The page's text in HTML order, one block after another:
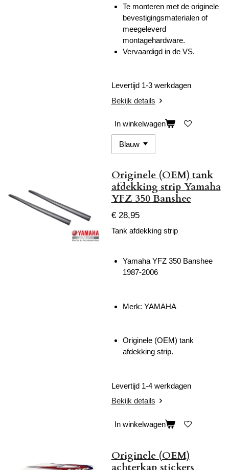
Te monteren met de originele
bevestigingsmaterialen of
meegeleverd
montagehardware.
Vervaardigd in de VS.
Levertijd 1-3 werkdagen
Bekijk details
In winkelwagen
Originele (OEM) tank
afdekking strip Yamaha
YFZ 350 Banshee
€ 28,95
Tank afdekking strip
Yamaha YFZ 350 Banshee
1987-2006
Merk: YAMAHA
Originele (OEM) tank
afdekking strip.
Levertijd 1-4 werkdagen
Bekijk details
In winkelwagen
Originele (OEM)
achterkap stickers